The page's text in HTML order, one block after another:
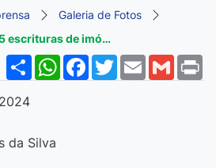
Galeria de Fotos
escrituras de imó…
ShareWhatsApp
Facebook
Twitter
EmailGmail
da Silva